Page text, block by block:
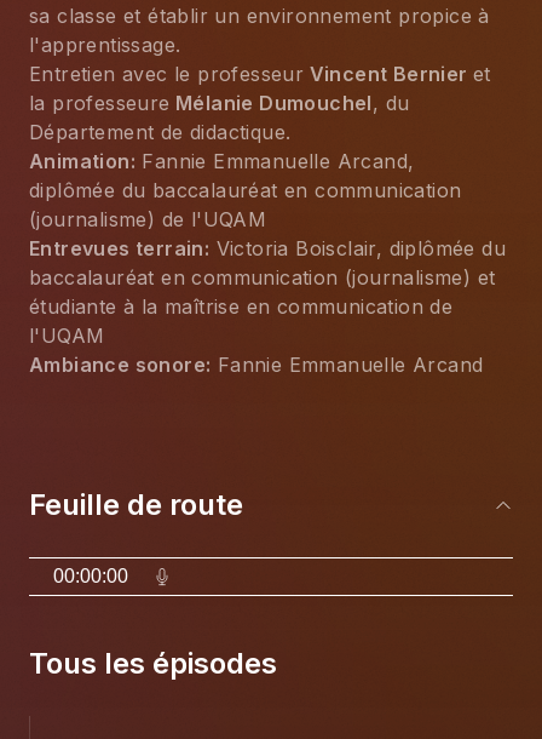
sa classe et établir un environnement propice à
l'apprentissage.
Entretien avec le professeur Vincent Bernier et
la professeure Mélanie Dumouchel, du
Département de didactique.
Animation: Fannie Emmanuelle Arcand,
diplômée du baccalauréat en communication
(journalisme) de l'UQAM
Entrevues terrain: Victoria Boisclair, diplômée du
baccalauréat en communication (journalisme) et
étudiante à la maîtrise en communication de
l'UQAM
Ambiance sonore: Fannie Emmanuelle Arcand
Feuille de route
00:00:00
Tous les épisodes